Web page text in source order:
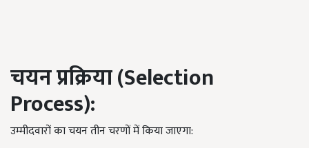
चयन प्रक्रिया (Selection
Process):
उम्मीदवारों का चयन तीन चरणों में किया जाएगा: